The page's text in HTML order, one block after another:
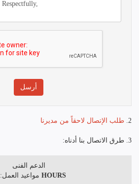
2. طلب الإتصال لاحقاً من مديرنا
3. طرق الاتصال بنا أدناه:
الدعم الفنى
مواعيد العمل: 24 HOURS